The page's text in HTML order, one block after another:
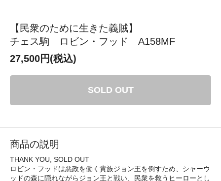
【民衆のために生きた義賊】
チェス駒 ロビン・フッド A158MF
27,500円(税込)
SOLD OUT
商品の説明
THANK YOU, SOLD OUT
ロビン・フッドは悪政を働く貴族ジョン王を倒すため、シャーウ
ッドの森に隠れながらジョン王と戦い、民衆を救うヒーローとし